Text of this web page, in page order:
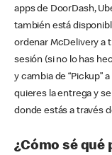
apps de DoorDash,
también está
ordenar McDelivery a
sesión (si no lo has
y cambia de “Pickup”
quieres la entrega y
donde estás a través
¿Cómo sé